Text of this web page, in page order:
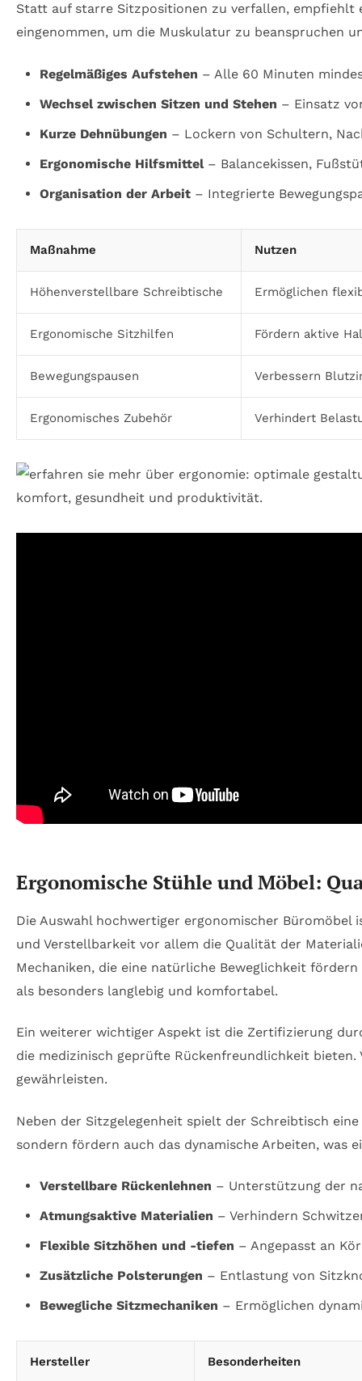
Statt auf starre Sitzpositionen zu verfallen, empfiehlt
eingenommen, um die Muskulatur zu beanspruchen
Regelmäßiges Aufstehen – Alle 60 Minuten
Wechsel zwischen Sitzen und Stehen – Einsatz
Kurze Dehnübungen – Lockern von Schultern,
Ergonomische Hilfsmittel– Balancekissen,
Organisation der Arbeit– Integrierte
Maßnahme Nutzen
Höhenverstellbare Schreibtische Ermöglichen
Ergonomische Sitzhilfen Fördern aktive
Bewegungspausen Verbessern
Ergonomisches Zubehör Verhindert
Ergonomische Stühle und Möbel:
Die Auswahl hochwertiger ergonomischer
und Verstellbarkeit vor allem die Qualität der
Mechaniken, die eine natürliche Beweglichkeit
als besonders langlebig und komfortabel.
Ein weiterer wichtiger Aspekt ist die Zertifizierung
die medizinisch geprüfte Rückenfreundlichkeit
gewährleisten.
Neben der Sitzgelegenheit spielt der Schreibtisch
sondern fördern auch das dynamische Arbeiten, was
Verstellbare Rückenlehnen – Unterstützung der
Atmungsaktive Materialien – Verhindern
Flexible Sitzhöhen und -tiefen – Angepasst an
Zusätzliche Polsterungen – Entlastung von
Bewegliche Sitzmechaniken – Ermöglichen
Hersteller Besonderheiten